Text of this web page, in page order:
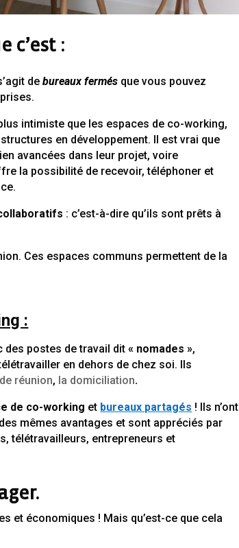
c’est :
debureaux fermés que vous pouvez
intimiste que les espaces de co-working,
en développement. Il est vrai que
avancées dans leur projet, voire
la possibilité de recevoir, téléphoner et
: c’est-à-dire qu’ils sont prêts à
Ces espaces communs permettent de la
:
des postes de travail dit « nomades »,
en dehors de chez soi. Ils
réunion, la domiciliation.
de co-working et bureaux partagés ! Ils n’ont
mêmes avantages et sont appréciés par
télétravailleurs, entrepreneurs et
et économiques ! Mais qu’est-ce que cela